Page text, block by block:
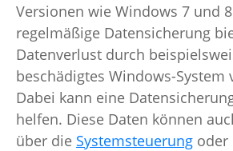
Versionen wie Windows 7 und
regelmäßige Datensicherung
Datenverlust durch
beschädigtes Windows-System
Dabei kann eine
helfen. Diese Daten können
über die Systemsteuerung oder